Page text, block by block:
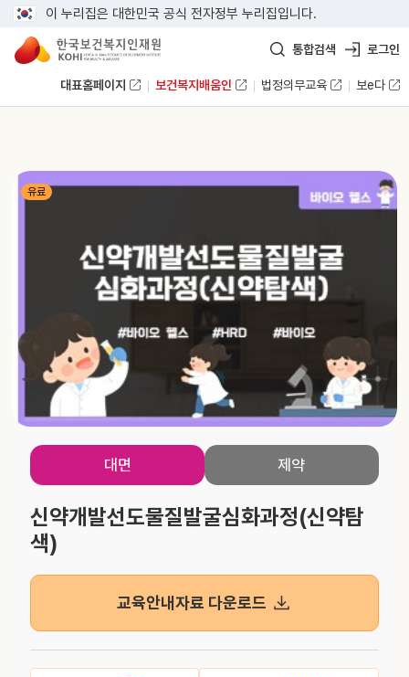
이 누리집은 대한민국 공식 전자정부 누리집입니다.
대표홈페이지 보건복지배움인 법정의무교육 보e다
통합검색 로그인
유료
대면 제약
신약개발선도물질발굴심화과정(신약탐
색)
교육안내자료 다운로드